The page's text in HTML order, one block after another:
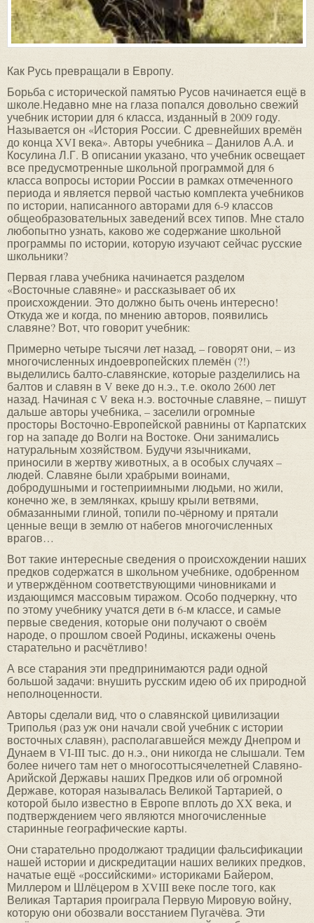
Как Русь превращали в Европу.
Борьба с исторической памятью Русов начинается ещё в
школе.Недавно мне на глаза попался довольно свежий
учебник истории для 6 класса, изданный в 2009 году.
Называется он «История России. С древнейших времён
до конца XVI века». Авторы учебника – Данилов А.А. и
Косулина Л.Г. В описании указано, что учебник освещает
все предусмотренные школьной программой для 6
класса вопросы истории России в рамках отмеченного
периода и является первой частью комплекта учебников
по истории, написанного авторами для 6-9 классов
общеобразовательных заведений всех типов. Мне стало
любопытно узнать, каково же содержание школьной
программы по истории, которую изучают сейчас русские
школьники?
Первая глава учебника начинается разделом
«Восточные славяне» и рассказывает об их
происхождении. Это должно быть очень интересно!
Откуда же и когда, по мнению авторов, появились
славяне? Вот, что говорит учебник:
Примерно четыре тысячи лет назад, – говорят они, – из
многочисленных индоевропейских племён (?!)
выделились балто-славянские, которые разделились на
балтов и славян в V веке до н.э., т.е. около 2600 лет
назад. Начиная с V века н.э. восточные славяне, – пишут
дальше авторы учебника, – заселили огромные
просторы Восточно-Европейской равнины от Карпатских
гор на западе до Волги на Востоке. Они занимались
натуральным хозяйством. Будучи язычниками,
приносили в жертву животных, а в особых случаях –
людей. Славяне были храбрыми воинами,
добродушными и гостеприимными людьми, но жили,
конечно же, в землянках, крышу крыли ветвями,
обмазанными глиной, топили по-чёрному и прятали
ценные вещи в землю от набегов многочисленных
врагов…
Вот такие интересные сведения о происхождении наших
предков содержатся в школьном учебнике, одобренном
и утверждённом соответствующими чиновниками и
издающимся массовым тиражом. Особо подчеркну, что
по этому учебнику учатся дети в 6-м классе, и самые
первые сведения, которые они получают о своём
народе, о прошлом своей Родины, искажены очень
старательно и расчётливо!
А все старания эти предпринимаются ради одной
большой задачи: внушить русским идею об их природной
неполноценности.
Авторы сделали вид, что о славянской цивилизации
Триполья (раз уж они начали свой учебник с истории
восточных славян), располагавшейся между Днепром и
Дунаем в VI-III тыс. до н.э., они никогда не слышали. Тем
более ничего там нет о многосоттысячелетней Славяно-
Арийской Державы наших Предков или об огромной
Державе, которая называлась Великой Тартарией, о
которой было известно в Европе вплоть до XX века, и
подтверждением чего являются многочисленные
старинные географические карты.
Они старательно продолжают традиции фальсификации
нашей истории и дискредитации наших великих предков,
начатые ещё «российскими» историками Байером,
Миллером и Шлёцером в XVIII веке после того, как
Великая Тартария проиграла Первую Мировую войну,
которую они обозвали восстанием Пугачёва. Эти